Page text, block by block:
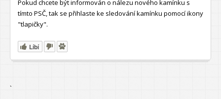
Pokud chcete být informován o nálezu nového kamínku s
tímto PSČ, tak se přihlaste ke sledování kamínku pomocí ikony
"tlapičky".
Líbí
`